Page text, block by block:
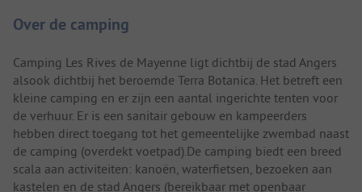
Over de camping
Camping Les Rives de Mayenne ligt dichtbij de stad Angers
alsook dichtbij het beroemde Terra Botanica. Het betreft een
kleine camping en er zijn een aantal ingerichte tenten voor
de verhuur. Er is een sanitair gebouw en kampeerders
hebben direct toegang tot het gemeentelijke zwembad naast
de camping (overdekt voetpad).De camping biedt een breed
scala aan activiteiten: kanoën, waterfietsen, bezoeken aan
kastelen en de stad Angers (bereikbaar met openbaar